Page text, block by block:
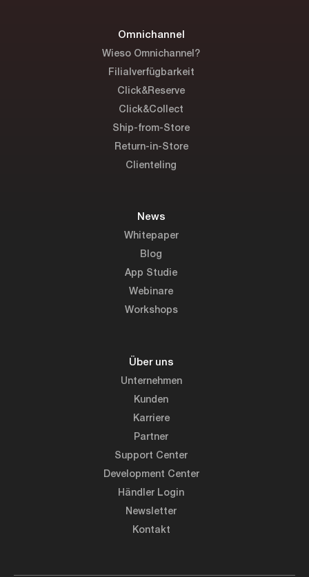
Omnichannel
Wieso Omnichannel?
Filialverfügbarkeit
Click&Reserve
Click&Collect
Ship-from-Store
Return-in-Store
Clienteling
News
Whitepaper
Blog
App Studie
Webinare
Workshops
Über uns
Unternehmen
Kunden
Karriere
Partner
Support Center
Development Center
Händler Login
Newsletter
Kontakt